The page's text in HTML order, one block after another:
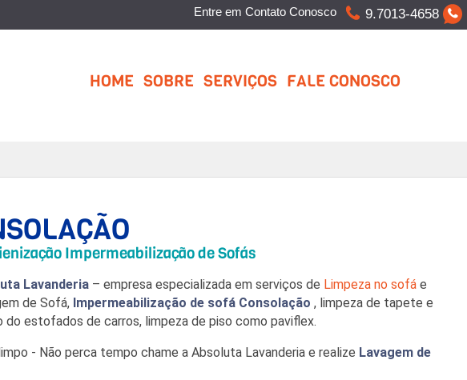
Entre em Contato Conosco 9.7013-4658
HOME SOBRE SERVIÇOS FALE CONOSCO
Impermeabilização de Sofás
Lavanderia – empresa especializada em serviços de Limpeza no sofá e
de Sofá, Impermeabilização de sofá Consolação , limpeza de tapete e
do estofados de carros, limpeza de piso como paviflex.
- Não perca tempo chame a Absoluta Lavanderia e realize Lavagem de